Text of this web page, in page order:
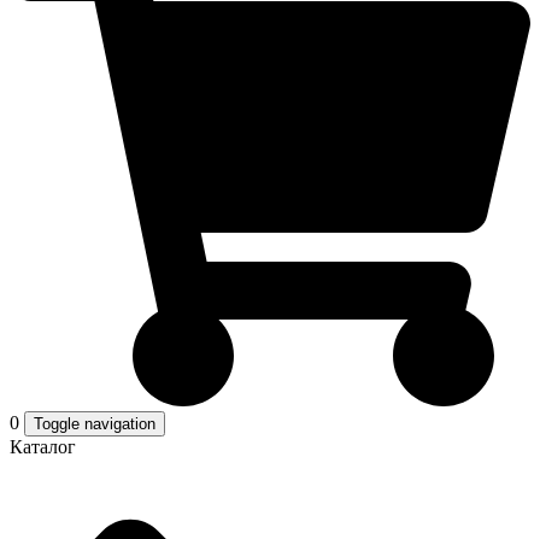
0 Toggle navigation
Каталог